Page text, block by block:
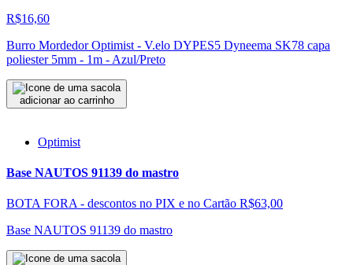
R$16,60
Burro Mordedor Optimist - V.elo DYPES5 Dyneema SK78 capa
poliester 5mm - 1m - Azul/Preto
adicionar ao carrinho
Optimist
Base NAUTOS 91139 do mastro
BOTA FORA - descontos no PIX e no Cartão R$63,00
Base NAUTOS 91139 do mastro